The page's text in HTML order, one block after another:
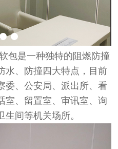
包是一种独特的阻燃防撞
水、防撞四大特点，目前
委、公安局、派出所、看
室、留置室、审讯室、询
间等机关场所。